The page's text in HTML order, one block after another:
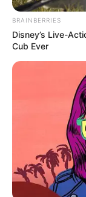
BRAINBERRIES
Disney’s Live-
Cub Ever